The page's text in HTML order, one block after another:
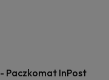
- Paczkomat InPost